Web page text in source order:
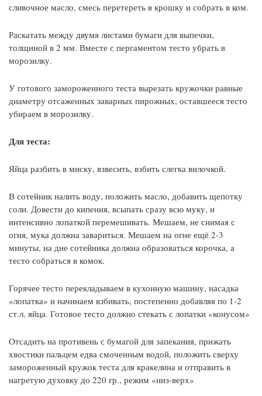
сливочное масло, смесь перетереть в крошку и собрать в ком.
Раскатать между двумя листами бумаги для выпечки,
толщиной в 2 мм. Вместе с пергаментом тесто убрать в
морозилку.
У готового замороженного теста вырезать кружочки равные
диаметру отсаженных заварных пирожных, оставшееся тесто
убираем в морозилку.
Для теста:
Яйца разбить в миску, взвесить, взбить слегка вилочкой.
В сотейник налить воду, положить масло, добавить щепотку
соли. Довести до кипения, всыпать сразу всю муку, и
интенсивно лопаткой перемешивать. Мешаем, не снимая с
огня, мука должна завариться. Мешаем на огне ещё 2-3
минуты, на дне сотейника должна образоваться корочка, а
тесто собраться в комок.
Горячее тесто перекладываем в кухонную машину, насадка
«лопатка» и начинаем взбивать, постепенно добавляя по 1-2
ст.л. яйца. Готовое тесто должно стекать с лопатки «конусом»
Отсадить на противень с бумагой для запекания, прижать
хвостики пальцем едва смоченным водой, положить сверху
замороженный кружок теста для кракелина и отправить в
нагретую духовку до 220 гр., режим «низ-верх»